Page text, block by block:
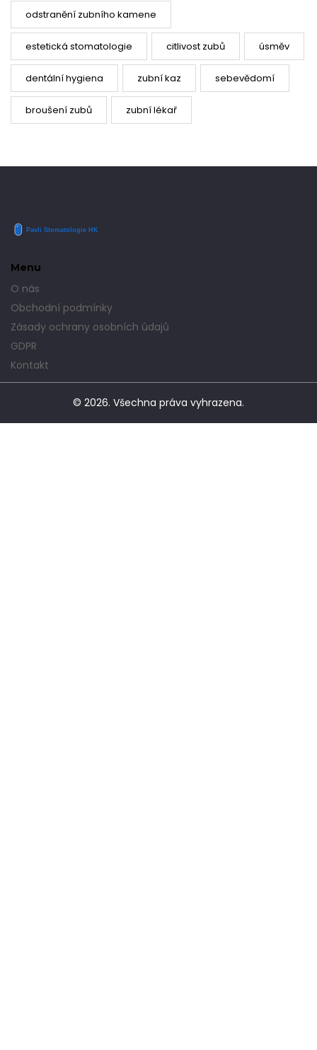
odstranění zubního kamene
estetická stomatologie citlivost zubů úsměv
dentální hygiena zubní kaz sebevědomí
broušení zubů zubní lékař
Menu
O nás
Obchodní podmínky
Zásady ochrany osobních údajů
GDPR
Kontakt
© 2026. Všechna práva vyhrazena.